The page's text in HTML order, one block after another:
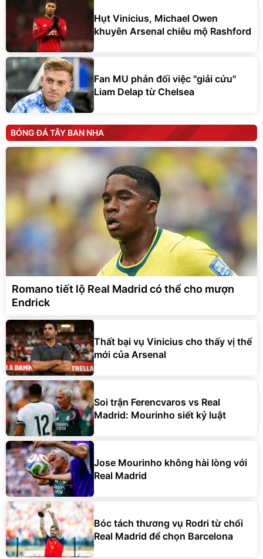
Hụt Vinicius, Michael Owen
khuyên Arsenal chiêu mộ Rashford
Fan MU phản đối việc "giải cứu"
Liam Delap từ Chelsea
BÓNG ĐÁ TÂY BAN NHA
Romano tiết lộ Real Madrid có thể cho mượn
Endrick
Thất bại vụ Vinicius cho thấy vị thế
mới của Arsenal
Soi trận Ferencvaros vs Real
Madrid: Mourinho siết kỷ luật
Jose Mourinho không hài lòng với
Real Madrid
Bóc tách thương vụ Rodri từ chối
Real Madrid để chọn Barcelona